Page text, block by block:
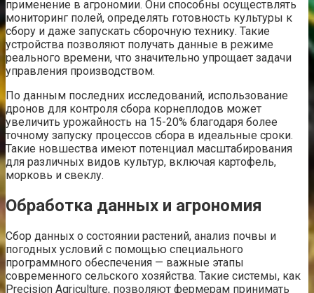
применение в агрономии. Они способны осуществлять
мониторинг полей, определять готовность культуры к
сбору и даже запускать сборочную технику. Такие
устройства позволяют получать данные в режиме
реального времени, что значительно упрощает задачи
управления производством.
По данным последних исследований, использование
дронов для контроля сбора корнеплодов может
увеличить урожайность на 15-20% благодаря более
точному запуску процессов сбора в идеальные сроки.
Такие новшества имеют потенциал масштабирования
для различных видов культур, включая картофель,
морковь и свеклу.
Обработка данных и агрономия
Сбор данных о состоянии растений, анализ почвы и
погодных условий с помощью специального
программного обеспечения — важные этапы
современного сельского хозяйства. Такие системы, как
Precision Agriculture, позволяют фермерам принимать